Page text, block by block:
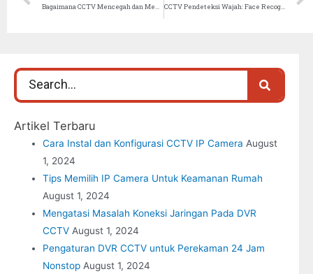
Bagaimana CCTV Mencegah dan Mengatasi Kegiatan Tidak Sah di Area Hijau CCTV Pendeteksi Wajah: Face Recognition
Artikel Terbaru
Cara Instal dan Konfigurasi CCTV IP Camera August
1, 2024
Tips Memilih IP Camera Untuk Keamanan Rumah
August 1, 2024
Mengatasi Masalah Koneksi Jaringan Pada DVR
CCTV August 1, 2024
Pengaturan DVR CCTV untuk Perekaman 24 Jam
Nonstop August 1, 2024